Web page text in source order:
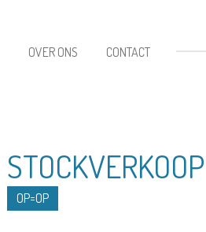
OVER ONS CONTACT
OP=OP